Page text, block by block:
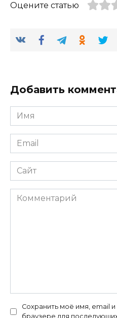
Оцените статью
Добавить
Имя
*
Email
*
Сайт
Комментарий
Сохранить моё имя, email
браузере для